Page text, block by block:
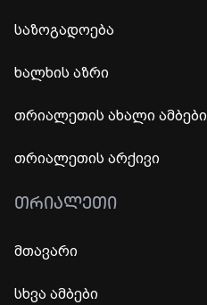
საზოგადოება
ხალხის აზრი
თრიალეთის ახალი ამბები
თრიალეთის არქივი
ᲗᲠᲘᲐᲚᲔᲗᲘ
მთავარი
სხვა ამბები